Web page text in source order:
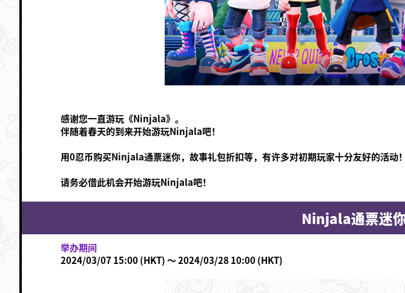
感谢您一直游玩《Ninjala》。
伴随着春天的到来开始游玩Ninjala吧！
用0忍币购买Ninjala通票迷你，故事礼包折扣等，有许多对初期玩家十分友好的活动！
请务必借此机会开始游玩Ninjala吧！
Ninjala通票迷
举办期间
2024/03/07 15:00 (HKT) ～ 2024/03/28 10:00 (HKT)